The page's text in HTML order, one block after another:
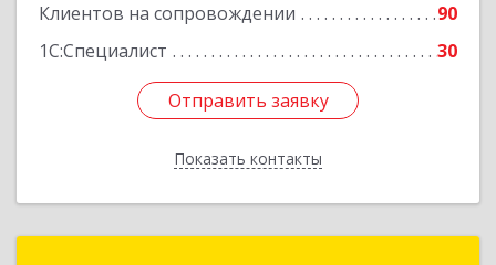
Клиентов на сопровождении
90
1С:Специалист
30
Отправить заявку
Показать контакты
Подробнее
Отправить заявку
Назад